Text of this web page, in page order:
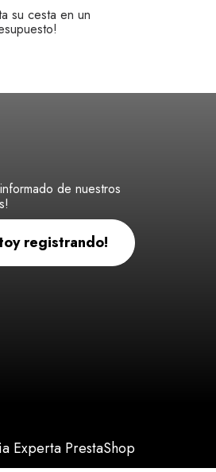
su cesta en un
de nuestros
registrando!
Experta PrestaShop